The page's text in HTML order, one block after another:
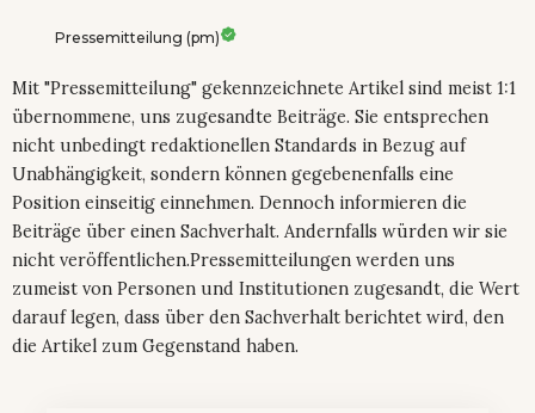
Pressemitteilung (pm)
Mit "Pressemitteilung" gekennzeichnete Artikel sind meist 1:1
übernommene, uns zugesandte Beiträge. Sie entsprechen
nicht unbedingt redaktionellen Standards in Bezug auf
Unabhängigkeit, sondern können gegebenenfalls eine
Position einseitig einnehmen. Dennoch informieren die
Beiträge über einen Sachverhalt. Andernfalls würden wir sie
nicht veröffentlichen.Pressemitteilungen werden uns
zumeist von Personen und Institutionen zugesandt, die Wert
darauf legen, dass über den Sachverhalt berichtet wird, den
die Artikel zum Gegenstand haben.